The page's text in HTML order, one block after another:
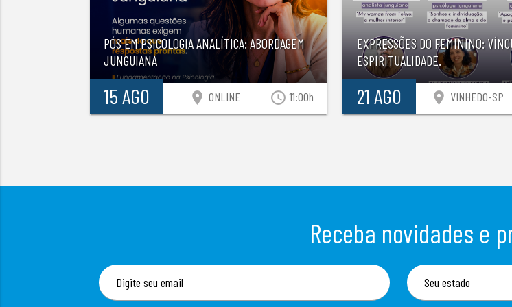
PÓS EM PSICOLOGIA ANALÍTICA: ABORDAGEM
JUNGUIANA
15 AGO location_on ONLINE access_time 11:00h
EXPRESSÕES DO FEMININO:
ESPIRITUALIDADE.
21 AGO location_on VINHEDO-SP
Receba novidades e